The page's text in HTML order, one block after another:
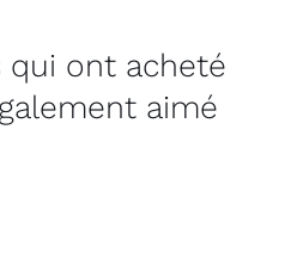
qui ont acheté
aimé